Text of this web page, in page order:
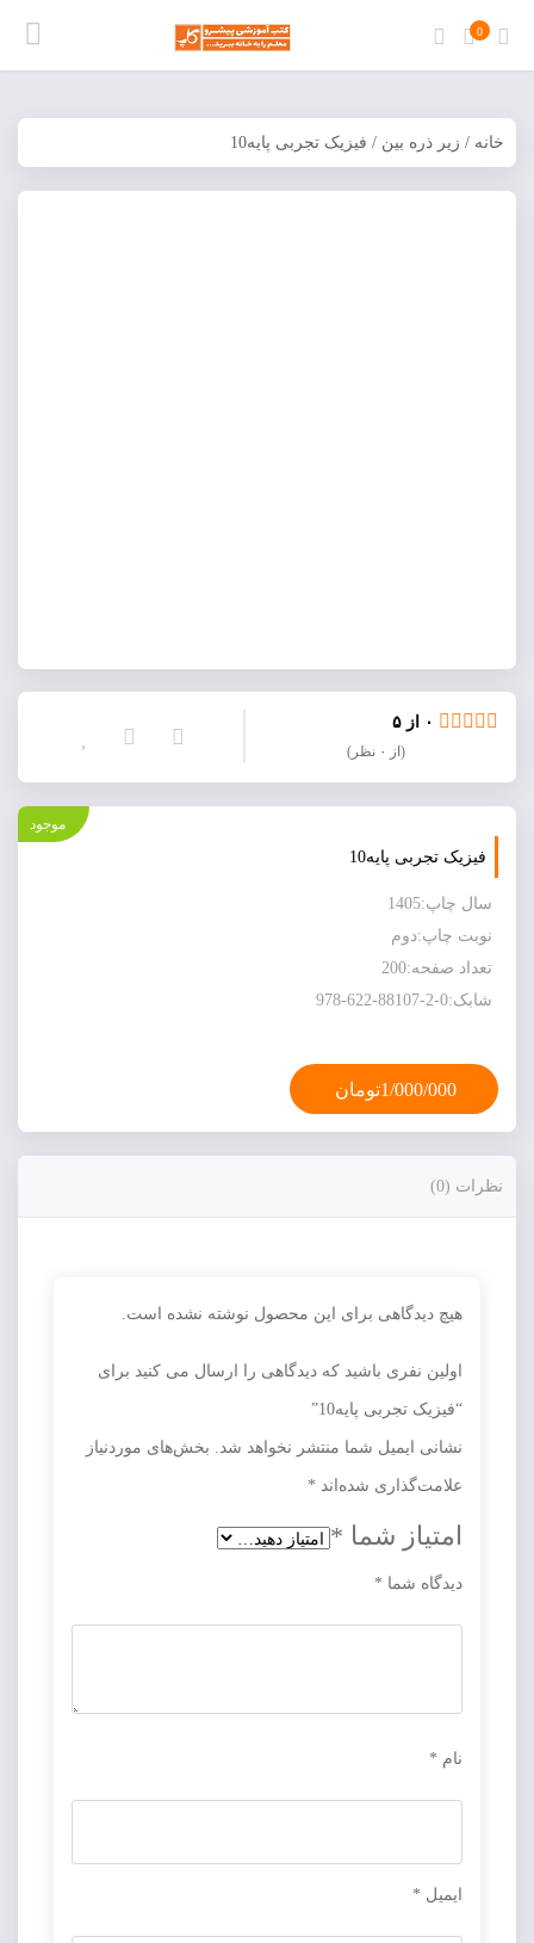
0
خانه / زیر ذره بین / فیزیک تجربی پایه10
(از ۰ نظر)
فیزیک تجربی پایه10
موجود
سال چاپ:1405
نوبت چاپ:دوم
تعداد صفحه:200
شابک:0-2-88107-622-978
1/000/000تومان
نظرات (0)
هیچ دیدگاهی برای این محصول نوشته نشده است.
اولین نفری باشید که دیدگاهی را ارسال می کنید برای
“فیزیک تجربی پایه10”
نشانی ایمیل شما منتشر نخواهد شد. بخش‌های موردنیاز
علامت‌گذاری شده‌اند *
امتیاز شما *
دیدگاه شما *
نام *
ایمیل *